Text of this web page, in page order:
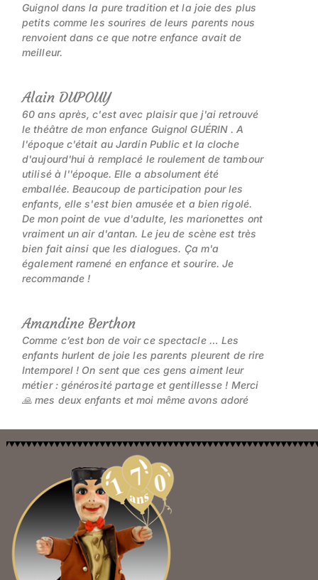
Guignol dans la pure tradition et la joie des plus
petits comme les sourires de leurs parents nous
renvoient dans ce que notre enfance avait de
meilleur.
Alain DUPOUY
60 ans après, c'est avec plaisir que j'ai retrouvé
le théâtre de mon enfance Guignol GUÉRIN . A
l'époque c'était au Jardin Public et la cloche
d'aujourd'hui à remplacé le roulement de tambour
utilisé à l''époque. Elle a absolument été
emballée. Beaucoup de participation pour les
enfants, elle s'est bien amusée et a bien rigolé.
De mon point de vue d'adulte, les marionettes ont
vraiment un air d'antan. Le jeu de scène est très
bien fait ainsi que les dialogues. Ça m'a
également ramené en enfance et sourire. Je
recommande !
Amandine Berthon
Comme c’est bon de voir ce spectacle … Les
enfants hurlent de joie les parents pleurent de rire
Intemporel ! On sent que ces gens aiment leur
métier : générosité partage et gentillesse ! Merci
🙏 mes deux enfants et moi même avons adoré